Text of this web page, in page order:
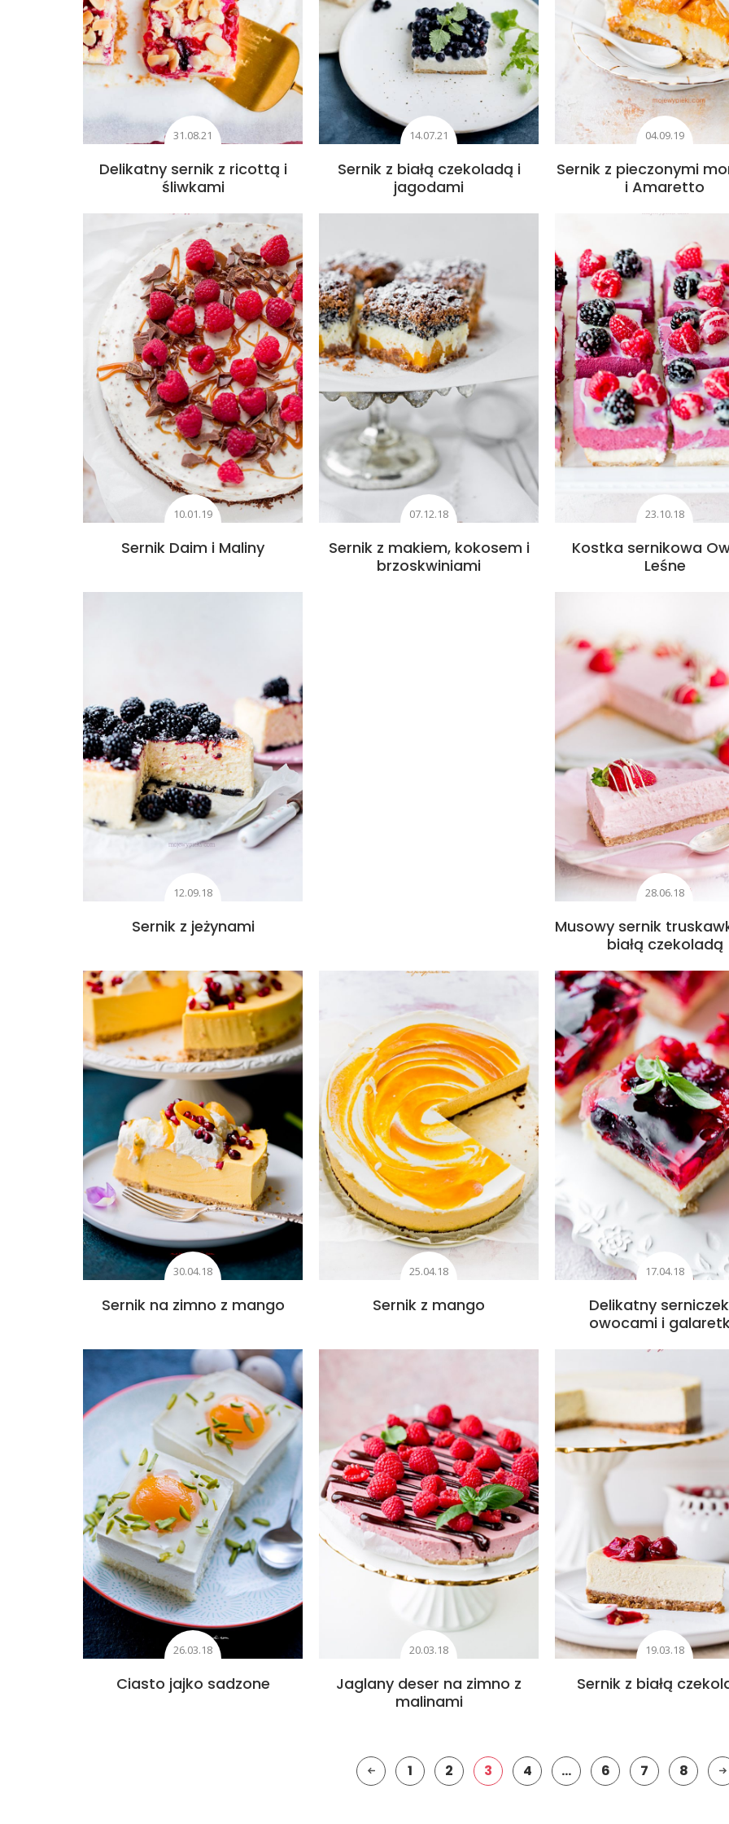
31.08.21
Delikatny sernik z ricottą i
śliwkami
14.07.21
Sernik z białą czekoladą i
jagodami
04.09.19
Sernik z pieczonymi
i Amaretto
10.01.19
Sernik Daim i Maliny
07.12.18
Sernik z makiem, kokosem i
brzoskwiniami
23.10.18
Kostka sernikowa
Leśne
12.09.18
Sernik z jeżynami
28.06.18
Musowy sernik
białą czekoladą
30.04.18
Sernik na zimno z mango
25.04.18
Sernik z mango
17.04.18
Delikatny
owocami i
26.03.18
Ciasto jajko sadzone
20.03.18
Jaglany deser na zimno z
malinami
19.03.18
Sernik z białą
1 2 3 4 … 6 7 8